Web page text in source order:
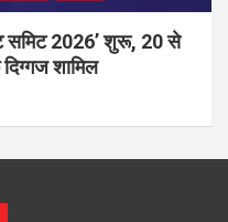
समिट 2026’ शुरू, 20 से
शामिल